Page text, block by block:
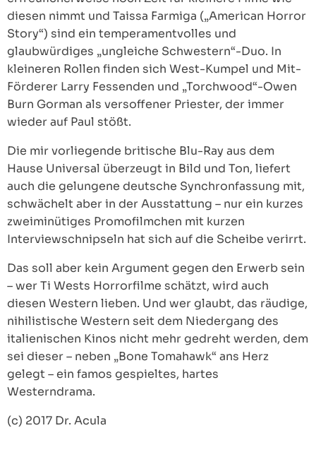
diesen nimmt und Taissa Farmiga („American Horror
Story“) sind ein temperamentvolles und
glaubwürdiges „ungleiche Schwestern“-Duo. In
kleineren Rollen finden sich West-Kumpel und Mit-
Förderer Larry Fessenden und „Torchwood“-Owen
Burn Gorman als versoffener Priester, der immer
wieder auf Paul stößt.
Die mir vorliegende britische Blu-Ray aus dem
Hause Universal überzeugt in Bild und Ton, liefert
auch die gelungene deutsche Synchronfassung mit,
schwächelt aber in der Ausstattung – nur ein kurzes
zweiminütiges Promofilmchen mit kurzen
Interviewschnipseln hat sich auf die Scheibe verirrt.
Das soll aber kein Argument gegen den Erwerb sein
– wer Ti Wests Horrorfilme schätzt, wird auch
diesen Western lieben. Und wer glaubt, das räudige,
nihilistische Western seit dem Niedergang des
italienischen Kinos nicht mehr gedreht werden, dem
sei dieser – neben „Bone Tomahawk“ ans Herz
gelegt – ein famos gespieltes, hartes
Westerndrama.
(c) 2017 Dr. Acula